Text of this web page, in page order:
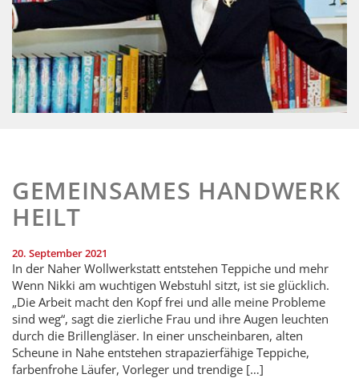
GEMEINSAMES HANDWERK
HEILT
20. September 2021
In der Naher Wollwerkstatt entstehen Teppiche und mehr
Wenn Nikki am wuchtigen Webstuhl sitzt, ist sie glücklich.
„Die Arbeit macht den Kopf frei und alle meine Probleme
sind weg“, sagt die zierliche Frau und ihre Augen leuchten
durch die Brillengläser. In einer unscheinbaren, alten
Scheune in Nahe entstehen strapazierfähige Teppiche,
farbenfrohe Läufer, Vorleger und trendige […]